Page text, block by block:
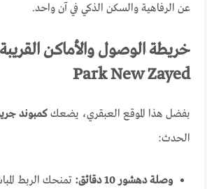
عن الرفاهية والسكن الذكي في آن واحد.
Park New Zayed
بفضل هذا الموقع العبقري، يضعككمبوند
الحدث:
وصلة دهشور 10 دقائق: تمنحك الربط